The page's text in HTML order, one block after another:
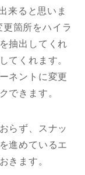
来ると思いま
箇所をハイラ
抽出してくれ
てくれます。
ネントに変更
できます。
らず、スナッ
進めているエ
きます。